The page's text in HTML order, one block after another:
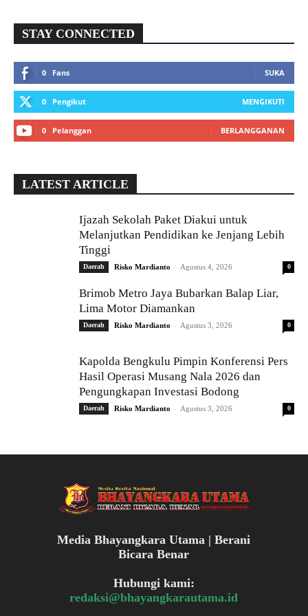
STAY CONNECTED
0 Fans SUKA
0 Pengikut MENGIKUTI
0 Pelanggan BERLANGGANAN
LATEST ARTICLE
Ijazah Sekolah Paket Diakui untuk
Melanjutkan Pendidikan ke Jenjang Lebih
Tinggi
Daerah Risko Mardianto - Agustus 4, 2026 0
Brimob Metro Jaya Bubarkan Balap Liar,
Lima Motor Diamankan
Daerah Risko Mardianto - Agustus 3, 2026 0
Kapolda Bengkulu Pimpin Konferensi Pers
Hasil Operasi Musang Nala 2026 dan
Pengungkapan Investasi Bodong
Daerah Risko Mardianto - Agustus 3, 2026 0
Media Bhayangkara Utama | Berani
Bicara Benar
Hubungi kami:
redaksi@bhayangkarautama.id